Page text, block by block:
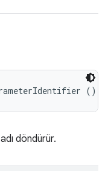
()
döndürür.